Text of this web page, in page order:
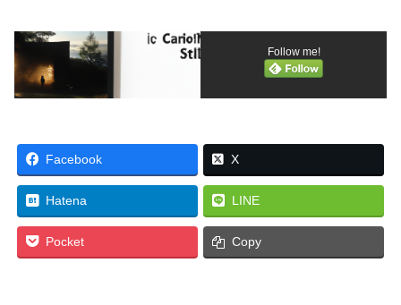
Follow me!
Facebook X
Hatena LINE
Pocket Copy